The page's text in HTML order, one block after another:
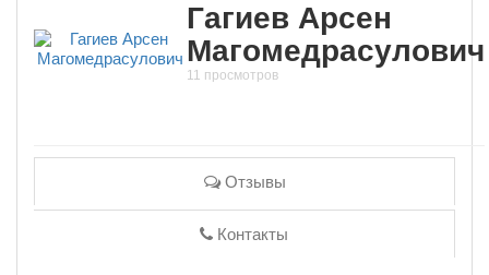
Гагиев Арсен
Магомедрасулович
11 просмотров
Отзывы
Контакты